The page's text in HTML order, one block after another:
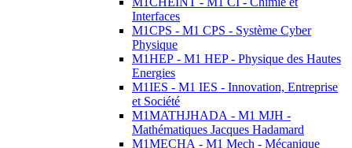
Interfaces
M1CPS - M1 CPS - Système Cyber
Physique
M1HEP - M1 HEP - Physique des Hautes
Energies
M1IES - M1 IES - Innovation, Entreprise
et Société
M1MATHJHADA - M1 MJH -
Mathématiques Jacques Hadamard
M1MECHA - M1 Mech - Mécanique